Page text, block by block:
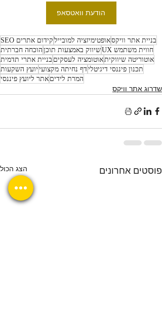
הודעת וואטסאפ
בניית אתר וויקסאופטימיזציה למובייל קידום אתרים SEO
חווית משתמש UX
שיווק באמצעות תוכן הוכחה חברתית
אוטוריטה שיווקית אוטומציה לעסקים בניית אתרי תדמית
תכנון פיננסי דיגיטלי דף נחיתה מקצועי יועץ השקעות
המרת לידים אתר ליועץ פיננסי
שדרוג אתר וויקס
פוסטים אחרונים הצג הכול